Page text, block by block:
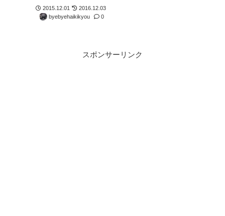
2015.12.01
2016.12.03
byebyehaikikyou
0
スポンサーリンク